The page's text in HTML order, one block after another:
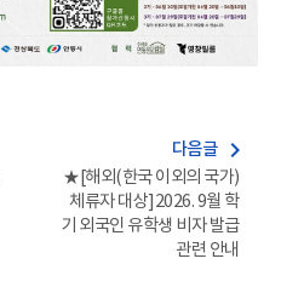
다음글 navigate_next
★[해외(한국 이외의 국가)
체류자 대상]2026. 9월 학
기 외국인 유학생 비자 발급
관련 안내